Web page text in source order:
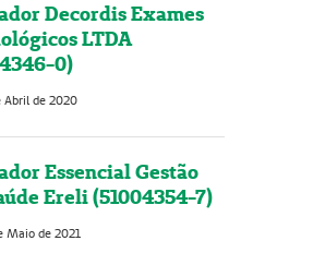
Decordis Exames
LTDA
0)
Abril de 2020
Essencial Gestão
Ereli (51004354-7)
Maio de 2021